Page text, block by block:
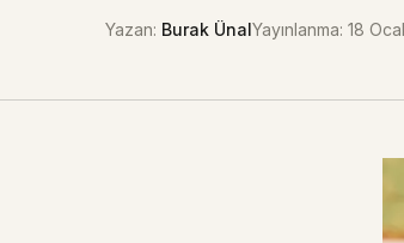
Yazan: Burak ÜnalYayınlanma: 18